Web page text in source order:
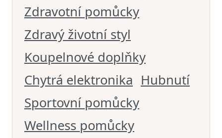
Zdravotní pomůcky
Zdravý životní styl
Koupelnové doplňky
Chytrá elektronika Hubnutí
Sportovní pomůcky
Wellness pomůcky